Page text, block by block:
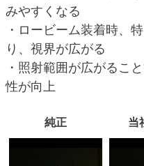
みやすくなる
・ロービーム装着時、
り、視界が広がる
・照射範囲が広がるこ
性が向上
純正 当